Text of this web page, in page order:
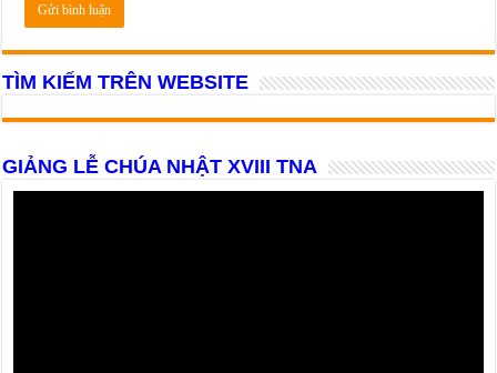
TÌM KIẾM TRÊN WEBSITE
GIẢNG LỄ CHÚA NHẬT XVIII TNA